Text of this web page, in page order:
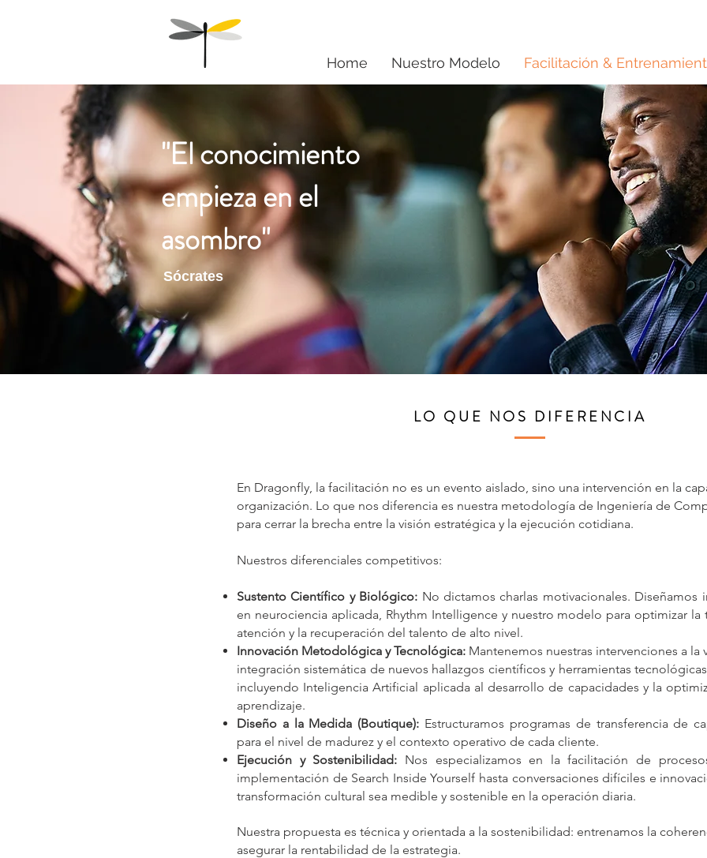
Home Nuestro Modelo Facilitación &
"El conocimiento
empieza en el
asombro"
Sócrates
LO QUE NOS DIFERENCIA
En Dragonfly, la facilitación no es un evento aislado, sino una intervención en la
organización. Lo que nos diferencia es nuestra metodología de Ingeniería de
para cerrar la brecha entre la visión estratégica y la ejecución cotidiana.
Nuestros diferenciales competitivos:
Sustento Científico y Biológico: No dictamos charlas motivacionales. Diseñamos
en neurociencia aplicada, Rhythm Intelligence y nuestro modelo para optimizar
atención y la recuperación del talento de alto nivel.
Innovación Metodológica y Tecnológica: Mantenemos nuestras intervenciones a la
integración sistemática de nuevos hallazgos científicos y herramientas
incluyendo Inteligencia Artificial aplicada al desarrollo de capacidades y la
aprendizaje.
Diseño a la Medida (Boutique): Estructuramos programas de transferencia de
para el nivel de madurez y el contexto operativo de cada cliente.
Ejecución y Sostenibilidad: Nos especializamos en la facilitación de
implementación de Search Inside Yourself hasta conversaciones difíciles e
transformación cultural sea medible y sostenible en la operación diaria.
Nuestra propuesta es técnica y orientada a la sostenibilidad: entrenamos la
asegurar la rentabilidad de la estrategia.